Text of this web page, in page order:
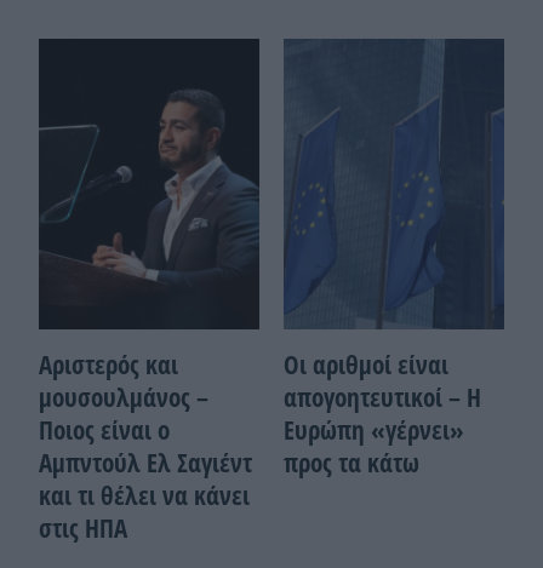
Αριστερός και
μουσουλμάνος –
Ποιoς είναι ο
Αμπντούλ Ελ Σαγιέντ
και τι θέλει να κάνει
στις ΗΠΑ
Οι αριθμοί είναι
απογοητευτικοί – Η
Ευρώπη «γέρνει»
προς τα κάτω